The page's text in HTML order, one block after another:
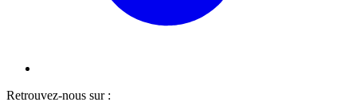
Retrouvez-nous sur :